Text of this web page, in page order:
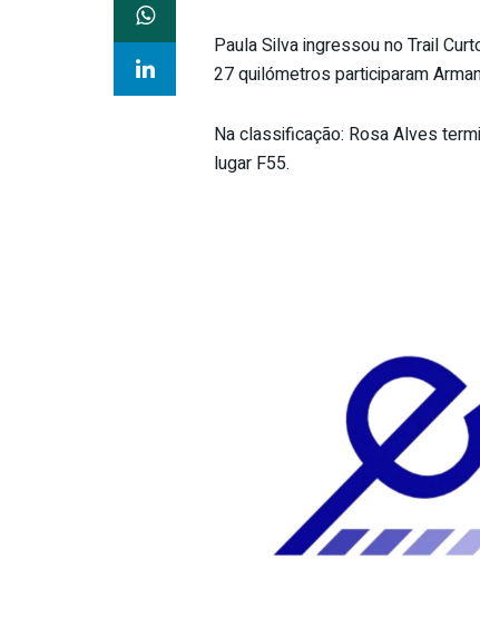
Paula Silva ingressou no Trail
27 quilómetros participaram
Na classificação: Rosa Alves
lugar F55.